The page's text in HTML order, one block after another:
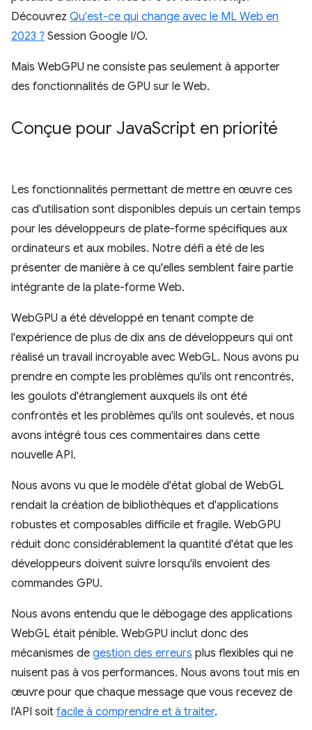
Découvrez Qu'est-ce qui change avec le ML Web en
2023 ? Session Google I/O.
Mais WebGPU ne consiste pas seulement à apporter
des fonctionnalités de GPU sur le Web.
Conçue pour JavaScript en priorité
Les fonctionnalités permettant de mettre en œuvre ces
cas d'utilisation sont disponibles depuis un certain temps
pour les développeurs de plate-forme spécifiques aux
ordinateurs et aux mobiles. Notre défi a été de les
présenter de manière à ce qu'elles semblent faire partie
intégrante de la plate-forme Web.
WebGPU a été développé en tenant compte de
l'expérience de plus de dix ans de développeurs qui ont
réalisé un travail incroyable avec WebGL. Nous avons pu
prendre en compte les problèmes qu'ils ont rencontrés,
les goulots d'étranglement auxquels ils ont été
confrontés et les problèmes qu'ils ont soulevés, et nous
avons intégré tous ces commentaires dans cette
nouvelle API.
Nous avons vu que le modèle d'état global de WebGL
rendait la création de bibliothèques et d'applications
robustes et composables difficile et fragile. WebGPU
réduit donc considérablement la quantité d'état que les
développeurs doivent suivre lorsqu'ils envoient des
commandes GPU.
Nous avons entendu que le débogage des applications
WebGL était pénible. WebGPU inclut donc des
mécanismes de gestion des erreurs plus flexibles qui ne
nuisent pas à vos performances. Nous avons tout mis en
œuvre pour que chaque message que vous recevez de
l'API soit facile à comprendre et à traiter.